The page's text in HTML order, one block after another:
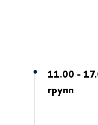
11.00 -
групп